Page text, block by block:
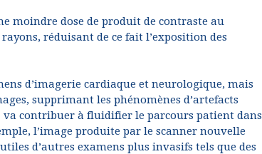
moindre dose de produit de contraste au
réduisant de ce fait l’exposition des
d’imagerie cardiaque et neurologique, mais
supprimant les phénomènes d’artefacts
va contribuer à fluidifier le parcours patient dans
l’image produite par le scanner nouvelle
d’autres examens plus invasifs tels que des